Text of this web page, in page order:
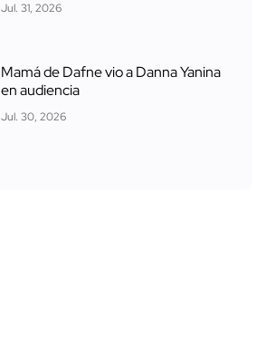
Jul. 31, 2026
Mamá de Dafne vio a Danna Yanina
en audiencia
Jul. 30, 2026